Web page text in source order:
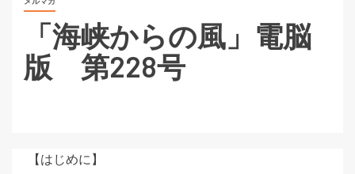
「海峡からの風」電脳
版 第228号
【はじめに】